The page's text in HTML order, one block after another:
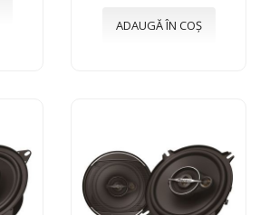
ADAUGĂ ÎN COȘ